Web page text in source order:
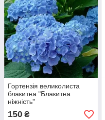
Гортензія великолиста
блакитна "Блакитна
ніжність"
150 ₴